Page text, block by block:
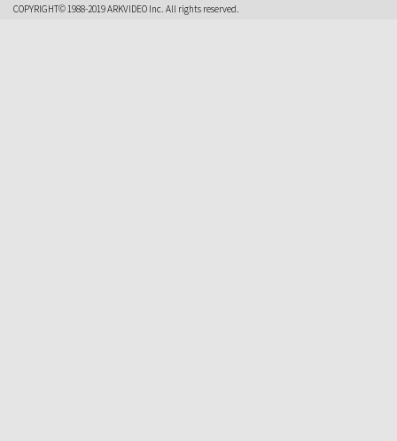
COPYRIGHT© 1988-2019 ARKVIDEO Inc. All rights reserved.